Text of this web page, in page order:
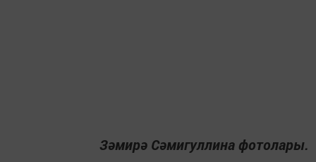
Зәмирә Сәмигуллина фотолары.